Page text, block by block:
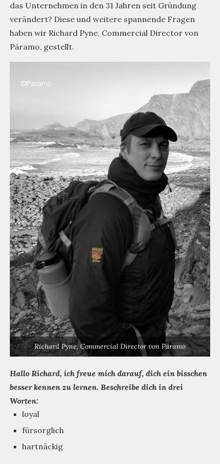
das Unternehmen in den 31 Jahren seit Gründung
verändert? Diese und weitere spannende Fragen
haben wir Richard Pyne, Commercial Director von
Páramo, gestellt.
Richard Pyne, Commercial Director von Páramo
Hallo Richard, ich freue mich darauf, dich ein bisschen
besser kennen zu lernen. Beschreibe dich in drei
Worten:
loyal
fürsorglich
hartnäckig